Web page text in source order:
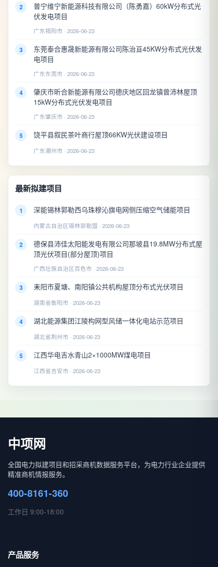
2
普宁维宁新能源科技有限公司（陈勇嘉）60kW分布式光
伏发电项目
广东揭阳市 · 2026-06-23
3
东莞泰合惠晟新能源有限公司陈治亘45KW分布式光伏发
电项目
广东东莞市 · 2026-06-23
4
肇庆市昕合新能源有限公司德庆地区回龙镇曾沛林屋顶
15kW分布式光伏发电项目
广东肇庆市 · 2026-06-23
5 饶平县叙民茶叶商行屋顶66KW光伏建设项目
广东潮州市 · 2026-06-23
最新拟建项目
1 深能锡林郭勒西乌珠穆沁旗电网侧压缩空气储能项目
内蒙古自治区锡林郭勒盟 · 2026-06-23
2
德保县沛佳太阳能发电有限公司那坡县19.8MW分布式屋
顶光伏项目(部分屋顶)项目
广西壮族自治区百色市 · 2026-06-23
3 耒阳市夏塘、南阳镇公共机构屋顶分布式光伏项目
湖南省衡阳市 · 2026-06-23
4 湖北能源集团江陵构网型风储一体化电站示范项目
湖北省荆州市 · 2026-06-23
5 江西华电吉水青山2×1000MW煤电项目
江西省吉安市 · 2026-06-23
中项网
全国电力拟建项目和招采商机数据服务平台，为电力行业企业提供
精准商机情报服务。
400-8161-360
工作日 9:00-18:00
产品服务